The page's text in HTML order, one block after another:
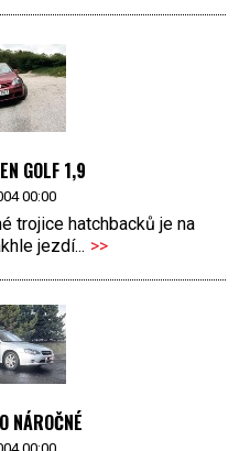
GOLF 1,9
00:00
trojice hatchbacků je na
jezdí... >>
NÁROČNÉ